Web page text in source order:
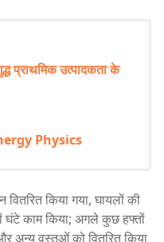
प्राथमिक उत्पादकता के
Physics
किया गया, घायलों की
घंटे काम किया; अगले कुछ हफ्तों
अन्य वस्तुओं को वितरित किया